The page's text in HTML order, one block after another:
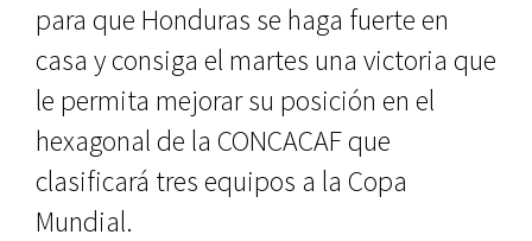
para que Honduras se haga fuerte en
casa y consiga el martes una victoria que
le permita mejorar su posición en el
hexagonal de la CONCACAF que
clasificará tres equipos a la Copa
Mundial.